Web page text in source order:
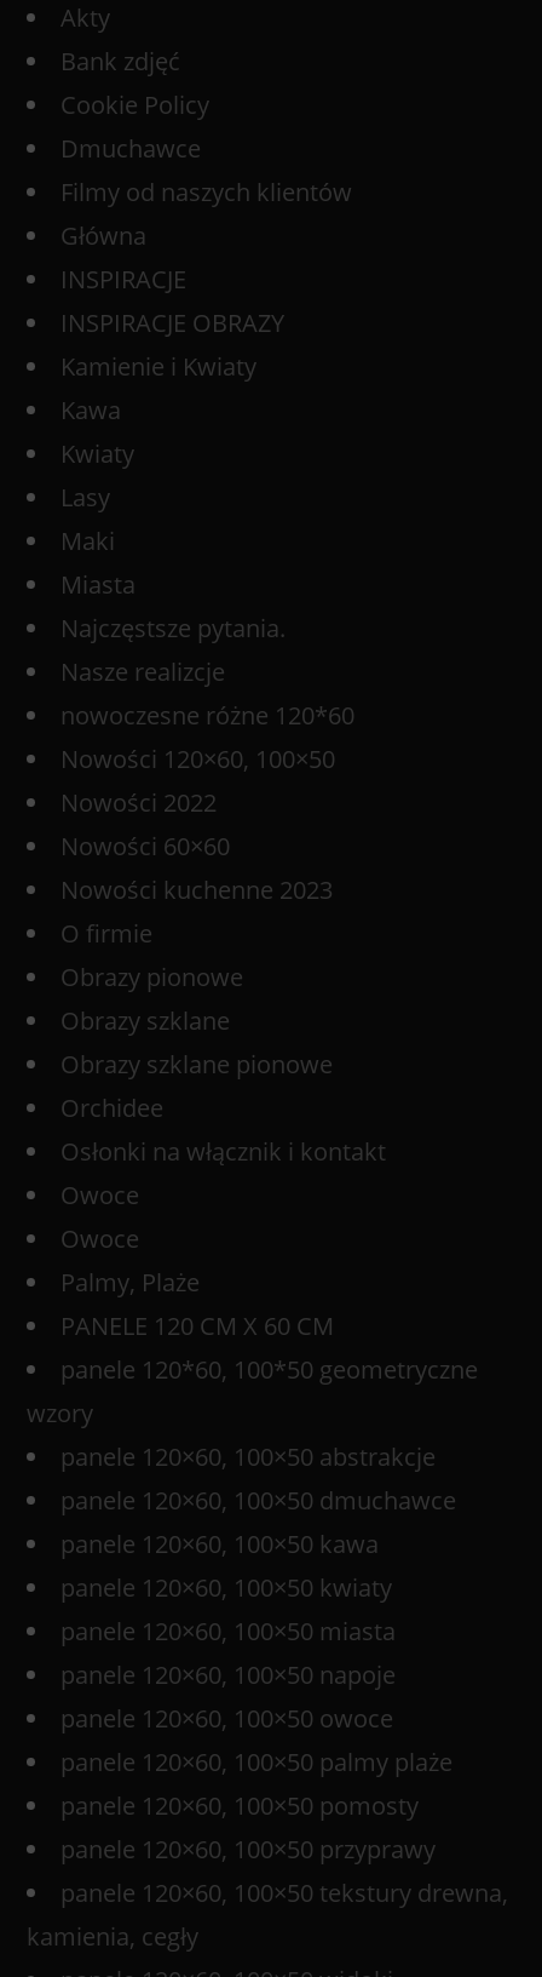
Akty
Bank zdjęć
Cookie Policy
Dmuchawce
Filmy od naszych klientów
Główna
INSPIRACJE
INSPIRACJE OBRAZY
Kamienie i Kwiaty
Kawa
Kwiaty
Lasy
Maki
Miasta
Najczęstsze pytania.
Nasze realizcje
nowoczesne różne 120*60
Nowości 120×60, 100×50
Nowości 2022
Nowości 60×60
Nowości kuchenne 2023
O firmie
Obrazy pionowe
Obrazy szklane
Obrazy szklane pionowe
Orchidee
Osłonki na włącznik i kontakt
Owoce
Owoce
Palmy, Plaże
PANELE 120 CM X 60 CM
panele 120*60, 100*50 geometryczne
wzory
panele 120×60, 100×50 abstrakcje
panele 120×60, 100×50 dmuchawce
panele 120×60, 100×50 kawa
panele 120×60, 100×50 kwiaty
panele 120×60, 100×50 miasta
panele 120×60, 100×50 napoje
panele 120×60, 100×50 owoce
panele 120×60, 100×50 palmy plaże
panele 120×60, 100×50 pomosty
panele 120×60, 100×50 przyprawy
panele 120×60, 100×50 tekstury drewna,
kamienia, cegły